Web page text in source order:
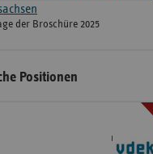
der Broschüre 2025
Positionen